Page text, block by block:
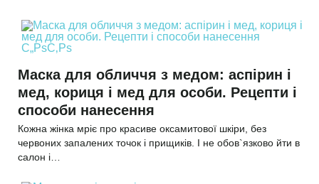
Маска для обличчя з медом: аспірин і
мед, кориця і мед для особи. Рецепти і
способи нанесення
Кожна жінка мріє про красиве оксамитової шкіри, без
червоних запалених точок і прищиків. І не обов`язково йти в
салон і…